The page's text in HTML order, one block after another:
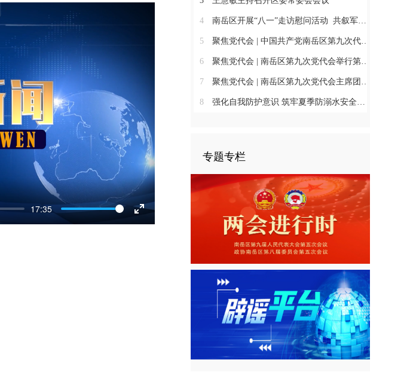
17:35
Enter
4 南岳区开展“八一”走访慰问活动 共叙军民鱼水情
5 聚焦党代会 | 中国共产党南岳区第九次代表大会胜利闭幕
6 聚焦党代会 | 南岳区第九次党代会举行第二次全体会议
7 聚焦党代会 | 南岳区第九次党代会主席团举行第五次会议
8 强化自我防护意识 筑牢夏季防溺水安全防线
专题专栏